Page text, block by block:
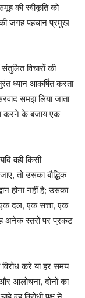
की स्वीकृति को
जगह पहचान प्रमुख
विचारों की
ध्यान आकर्षित करता
समझ लिया जाता
करने के बजाय एक
वही किसी
तो उसका बौद्धिक
होना नहीं है; उसका
एक दल, एक सत्ता, एक
वह अनेक स्तरों पर प्रकट
विरोध करे या हर समय
आलोचना, दोनों का